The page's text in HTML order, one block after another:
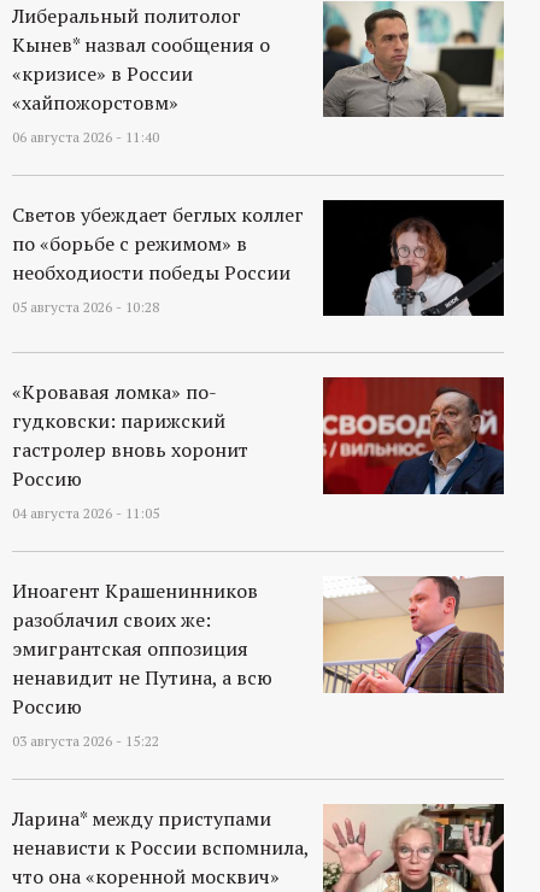
н
н
ы
й
п
о
т
а
л
Либеральный политолог
Кынев* назвал сообщения о
«кризисе» в России
«хайпожорстовм»
06 августа 2026 - 11:40
Светов убеждает беглых коллег
по «борьбе с режимом» в
необходиости победы России
05 августа 2026 - 10:28
«Кровавая ломка» по-
гудковски: парижский
гастролер вновь хоронит
Россию
04 августа 2026 - 11:05
Иноагент Крашенинников
разоблачил своих же:
эмигрантская оппозиция
ненавидит не Путина, а всю
Россию
03 августа 2026 - 15:22
Ларина* между приступами
ненависти к России вспомнила,
что она «коренной москвич»